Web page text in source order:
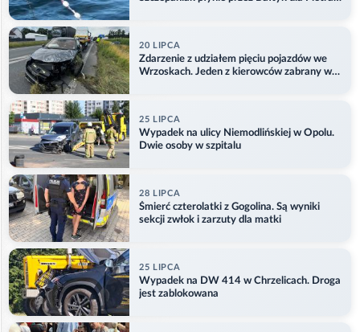
20 LIPCA
Zdarzenie z udziałem pięciu pojazdów we
Wrzoskach. Jeden z kierowców zabrany w
25 LIPCA
Wypadek na ulicy Niemodlińskiej w Opolu.
Dwie osoby w szpitalu
28 LIPCA
Śmierć czterolatki z Gogolina. Są wyniki
sekcji zwłok i zarzuty dla matki
25 LIPCA
Wypadek na DW 414 w Chrzelicach. Droga
jest zablokowana